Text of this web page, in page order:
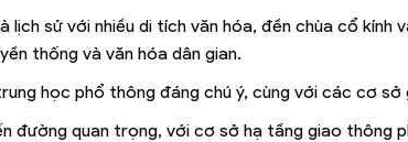
lịch sử với nhiều di tích văn hóa, đền chùa cổ kính
thống và văn hóa dân gian.
học phổ thông đáng chú ý, cùng với các cơ sở
đường quan trọng, với cơ sở hạ tầng giao thông